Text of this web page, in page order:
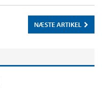
NÆSTE ARTIKEL